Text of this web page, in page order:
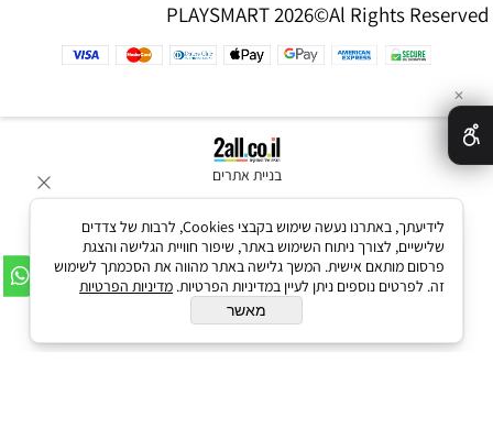
PLAYSMART 2026©Al Rights Reserved
בניית אתרים
✕
לידיעתך, באתרנו נעשה שימוש בקבצי Cookies, לרבות של צדדים
שלישיים, לצורך ניתוח השימוש באתר, שיפור חוויית הגלישה והצגת
פרסום מותאם אישית. המשך גלישה באתר מהווה את הסכמתך לשימוש
זה. לפרטים נוספים ניתן לעיין במדיניות הפרטיות. מדיניות הפרטיות
מאשר